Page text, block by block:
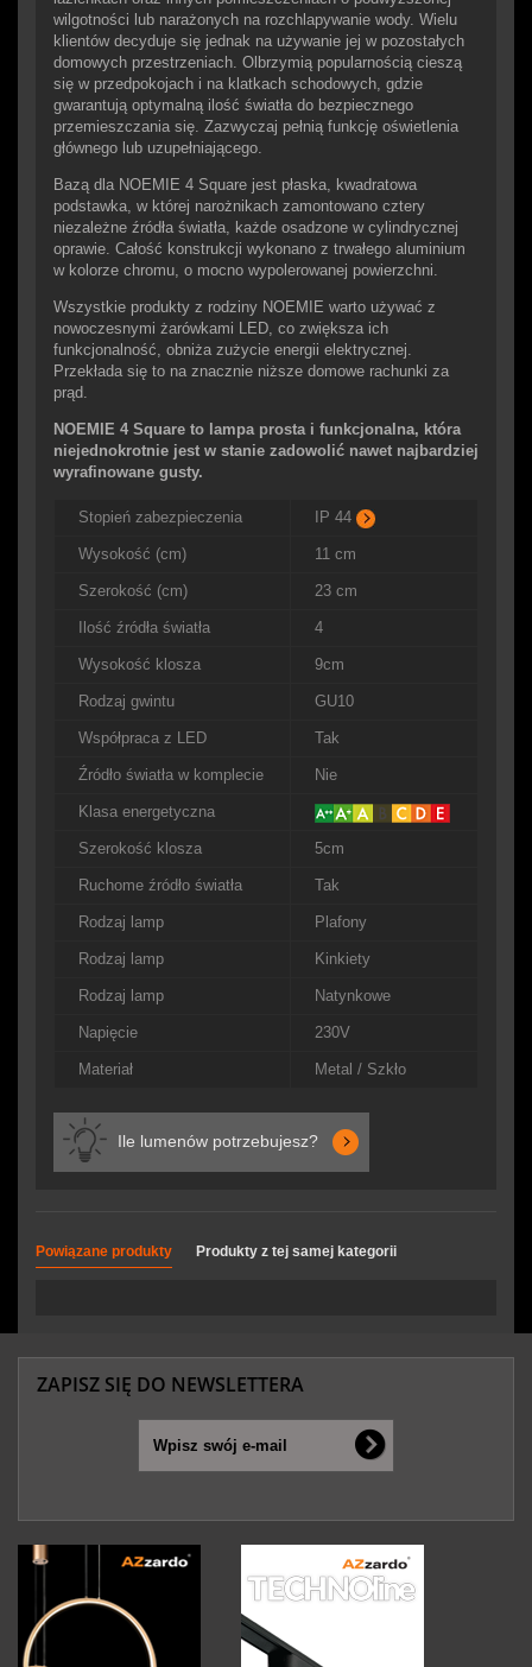
wilgotności lub narażonych na rozchlapywanie wody. Wielu
klientów decyduje się jednak na używanie jej w pozostałych
domowych przestrzeniach. Olbrzymią popularnością cieszą
się w przedpokojach i na klatkach schodowych, gdzie
gwarantują optymalną ilość światła do bezpiecznego
przemieszczania się. Zazwyczaj pełnią funkcję oświetlenia
głównego lub uzupełniającego.
Bazą dla NOEMIE 4 Square jest płaska, kwadratowa
podstawka, w której narożnikach zamontowano cztery
niezależne źródła światła, każde osadzone w cylindrycznej
oprawie. Całość konstrukcji wykonano z trwałego aluminium
w kolorze chromu, o mocno wypolerowanej powierzchni.
Wszystkie produkty z rodziny NOEMIE warto używać z
nowoczesnymi żarówkami LED, co zwiększa ich
funkcjonalność, obniża zużycie energii elektrycznej.
Przekłada się to na znacznie niższe domowe rachunki za
prąd.
NOEMIE 4 Square to lampa prosta i funkcjonalna, która
niejednokrotnie jest w stanie zadowolić nawet najbardziej
wyrafinowane gusty.
Stopień zabezpieczenia IP 44
Wysokość (cm) 11 cm
Szerokość (cm) 23 cm
Ilość źródła światła 4
Wysokość klosza 9cm
Rodzaj gwintu GU10
Współpraca z LED Tak
Źródło światła w komplecie Nie
Klasa energetyczna
Szerokość klosza 5cm
Ruchome źródło światła Tak
Rodzaj lamp Plafony
Rodzaj lamp Kinkiety
Rodzaj lamp Natynkowe
Napięcie 230V
Materiał Metal / Szkło
Ile lumenów potrzebujesz?
Powiązane produkty Produkty z tej samej kategorii
ZAPISZ SIĘ DO NEWSLETTERA